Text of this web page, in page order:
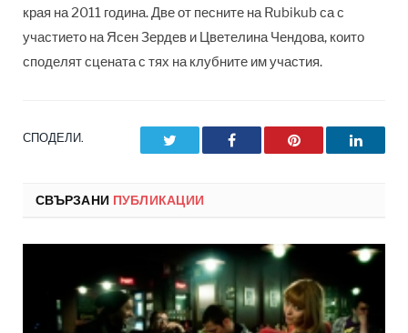
края на 2011 година. Две от песните на Rubikub са с
участието на Ясен Зердев и Цветелина Чендова, които
споделят сцената с тях на клубните им участия.
СПОДЕЛИ. Facebook Pinterest
СВЪРЗАНИ ПУБЛИКАЦИИ